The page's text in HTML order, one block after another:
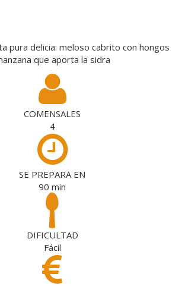
pura delicia: meloso cabrito con hongos
que aporta la sidra
COMENSALES
4
SE PREPARA EN
90 min
DIFICULTAD
Fácil